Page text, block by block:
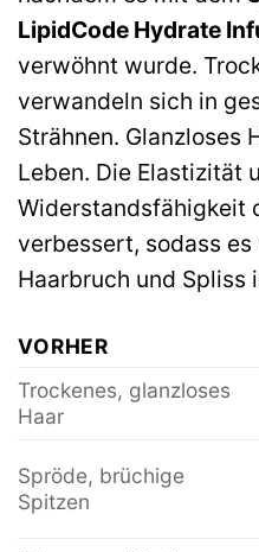
LipidCode Hydrate
verwöhnt wurde.
verwandeln sich in
Strähnen. Glanzloses
Leben. Die Elastizität
Widerstandsfähigkeit
verbessert, sodass
Haarbruch und Spliss
VORHER
Trockenes, glanzloses
Haar
Spröde, brüchige
Spitzen